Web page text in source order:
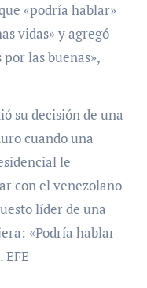
«podría hablar»
vidas» y agregó
por las buenas»,
su decisión de una
cuando una
le
con el venezolano
líder de una
«Podría hablar